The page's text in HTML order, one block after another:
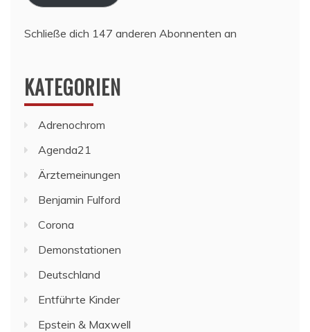
Schließe dich 147 anderen Abonnenten an
KATEGORIEN
Adrenochrom
Agenda21
Ärztemeinungen
Benjamin Fulford
Corona
Demonstationen
Deutschland
Entführte Kinder
Epstein & Maxwell